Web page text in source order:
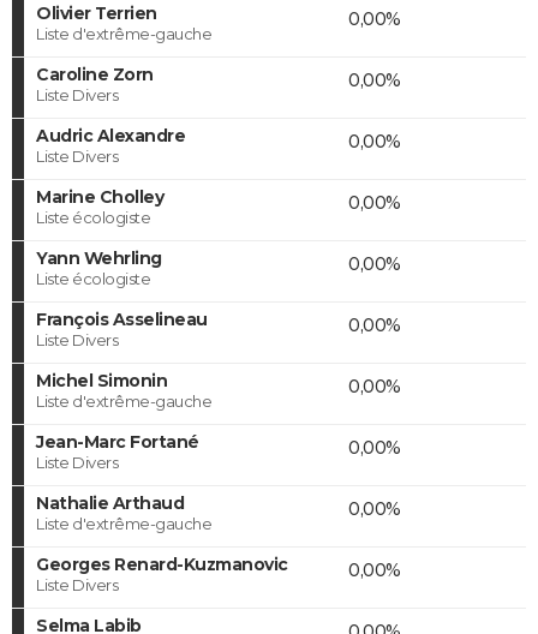
Olivier Terrien
Liste d'extrême-gauche
0,00%
Caroline Zorn
Liste Divers
0,00%
Audric Alexandre
Liste Divers
0,00%
Marine Cholley
Liste écologiste
0,00%
Yann Wehrling
Liste écologiste
0,00%
François Asselineau
Liste Divers
0,00%
Michel Simonin
Liste d'extrême-gauche
0,00%
Jean-Marc Fortané
Liste Divers
0,00%
Nathalie Arthaud
Liste d'extrême-gauche
0,00%
Georges Renard-Kuzmanovic
Liste Divers
0,00%
Selma Labib